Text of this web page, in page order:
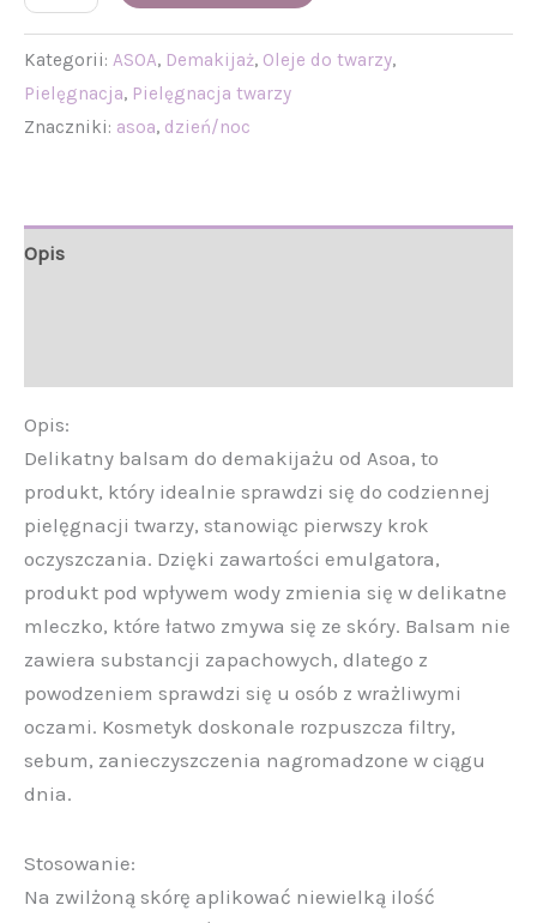
Kategorii: ASOA, Demakijaż, Oleje do twarzy,
Pielęgnacja, Pielęgnacja twarzy
Znaczniki: asoa, dzień/noc
Opis
Opis:
Delikatny balsam do demakijażu od Asoa, to
produkt, który idealnie sprawdzi się do codziennej
pielęgnacji twarzy, stanowiąc pierwszy krok
oczyszczania. Dzięki zawartości emulgatora,
produkt pod wpływem wody zmienia się w delikatne
mleczko, które łatwo zmywa się ze skóry. Balsam nie
zawiera substancji zapachowych, dlatego z
powodzeniem sprawdzi się u osób z wrażliwymi
oczami. Kosmetyk doskonale rozpuszcza filtry,
sebum, zanieczyszczenia nagromadzone w ciągu
dnia.
Stosowanie:
Na zwilżoną skórę aplikować niewielką ilość